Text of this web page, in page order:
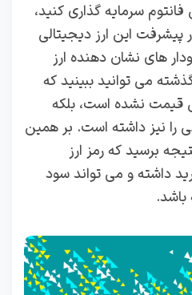
سرمایه گذاری کنید،
پیشرفت این ارز دیجیتالی
در نمودار های نشان دهنده ارز
می توانید ببینید که
قیمت نشده است، بلکه
را نیز داشته است. بر همین
برسید که رمز ارز
داشته و می تواند سود
باشد.